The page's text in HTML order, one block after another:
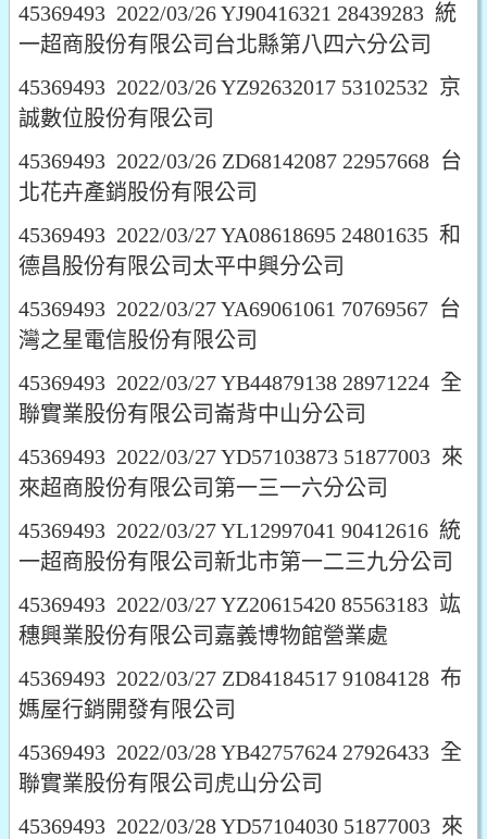
45369493 2022/03/26 YJ90416321 28439283 統
一超商股份有限公司台北縣第八四六分公司
45369493 2022/03/26 YZ92632017 53102532 京
誠數位股份有限公司
45369493 2022/03/26 ZD68142087 22957668 台
北花卉產銷股份有限公司
45369493 2022/03/27 YA08618695 24801635 和
德昌股份有限公司太平中興分公司
45369493 2022/03/27 YA69061061 70769567 台
灣之星電信股份有限公司
45369493 2022/03/27 YB44879138 28971224 全
聯實業股份有限公司崙背中山分公司
45369493 2022/03/27 YD57103873 51877003 來
來超商股份有限公司第一三一六分公司
45369493 2022/03/27 YL12997041 90412616 統
一超商股份有限公司新北市第一二三九分公司
45369493 2022/03/27 YZ20615420 85563183 竑
穗興業股份有限公司嘉義博物館營業處
45369493 2022/03/27 ZD84184517 91084128 布
媽屋行銷開發有限公司
45369493 2022/03/28 YB42757624 27926433 全
聯實業股份有限公司虎山分公司
45369493 2022/03/28 YD57104030 51877003 來